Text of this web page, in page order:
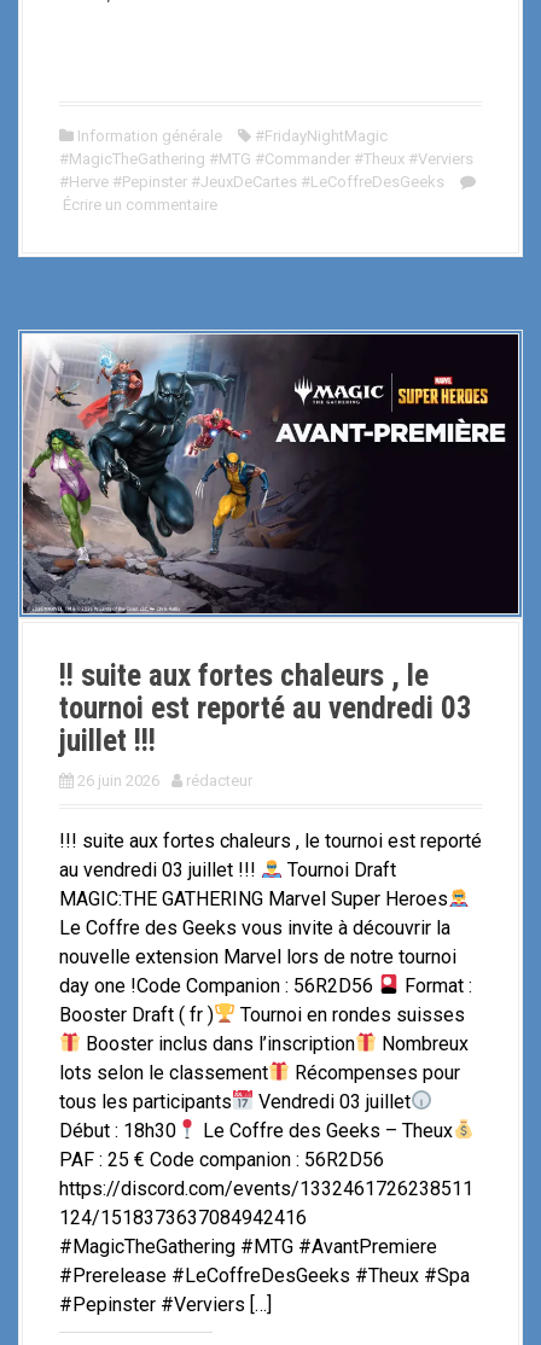
Information générale
#FridayNightMagic
#MagicTheGathering #MTG #Commander #Theux #Verviers
#Herve #Pepinster #JeuxDeCartes #LeCoffreDesGeeks
Écrire un commentaire
!! suite aux fortes chaleurs , le
tournoi est reporté au vendredi 03
juillet !!!
26 juin 2026 rédacteur
!!! suite aux fortes chaleurs , le tournoi est reporté
au vendredi 03 juillet !!!
Tournoi Draft
MAGIC:THE GATHERING Marvel Super Heroes
Le Coffre des Geeks vous invite à découvrir la
nouvelle extension Marvel lors de notre tournoi
day one !Code Companion : 56R2D56
Format :
Booster Draft ( fr )
Tournoi en rondes suisses
Booster inclus dans l’inscription
Nombreux
lots selon le classement
Récompenses pour
tous les participants
Vendredi 03 juillet
Début : 18h30
Le Coffre des Geeks – Theux
PAF : 25 € Code companion : 56R2D56
https://discord.com/events/1332461726238511
124/1518373637084942416
#MagicTheGathering #MTG #AvantPremiere
#Prerelease #LeCoffreDesGeeks #Theux #Spa
#Pepinster #Verviers […]